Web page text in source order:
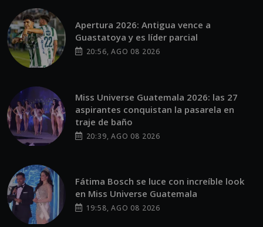
Apertura 2026: Antigua vence a
Guastatoya y es líder parcial
20:56, AGO 08 2026
Miss Universe Guatemala 2026: las 27
aspirantes conquistan la pasarela en
traje de baño
20:39, AGO 08 2026
Fátima Bosch se luce con increíble look
en Miss Universe Guatemala
19:58, AGO 08 2026